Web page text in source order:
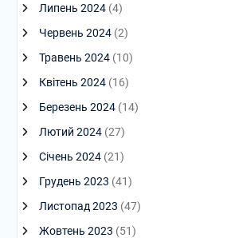
Липень 2024(4)
Червень 2024(2)
Травень 2024(10)
Квітень 2024(16)
Березень 2024(14)
Лютий 2024(27)
Січень 2024(21)
Грудень 2023 (41)
Листопад 2023 (47)
Жовтень 2023 (51)